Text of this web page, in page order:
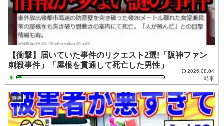
【衝撃】届いていた事件のリクエスト2選!「阪神ファン
刺殺事件」「屋根を貫通して死亡した男性」
2026.08.04
時事
時事